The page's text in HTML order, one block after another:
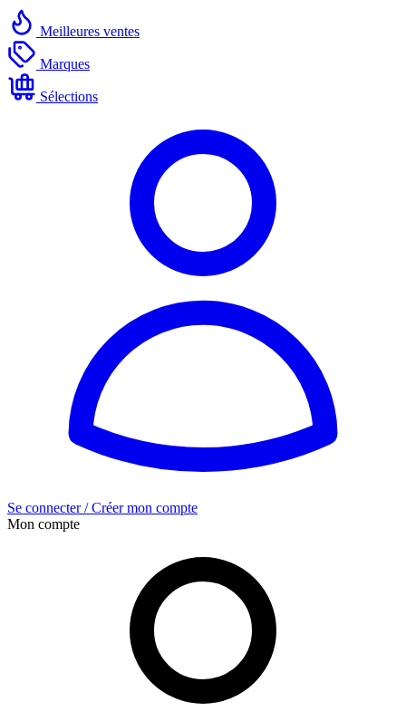
Meilleures ventes
Marques
Sélections
Se connecter / Créer mon compte
Mon compte